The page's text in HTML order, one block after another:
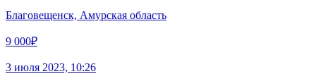
Благовещенск, Амурская область
9 000₽
3 июля 2023, 10:26